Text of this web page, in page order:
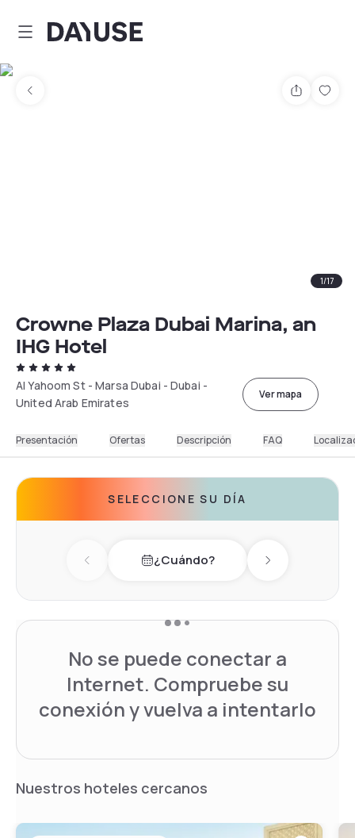
Dayuse
1/17
Crowne Plaza Dubai Marina, an
IHG Hotel
Al Yahoom St - Marsa Dubai - Dubai -
United Arab Emirates
Ver mapa
Presentación Ofertas Descripción FAQ
SELECCIONE SU DÍA
Previous day¿Cuándo? Next day
No se puede conectar a
Internet. Compruebe su
conexión y vuelva a intentarlo
Nuestros hoteles cercanos